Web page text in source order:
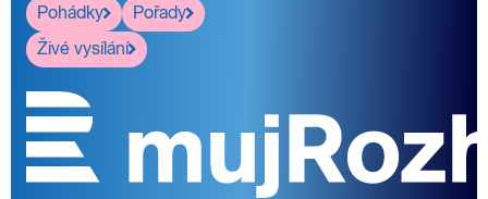
Pohádky
Pořady
Živé vysílání